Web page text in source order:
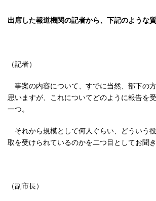
出席した報道機関の記者から、下記のような
（記者）
事案の内容について、すでに当然、部下の
思いますが、これについてどのように報告を
一つ。
それから規模として何人ぐらい、どういう
取を受けられているのかを二つ目としてお聞き
（副市長）